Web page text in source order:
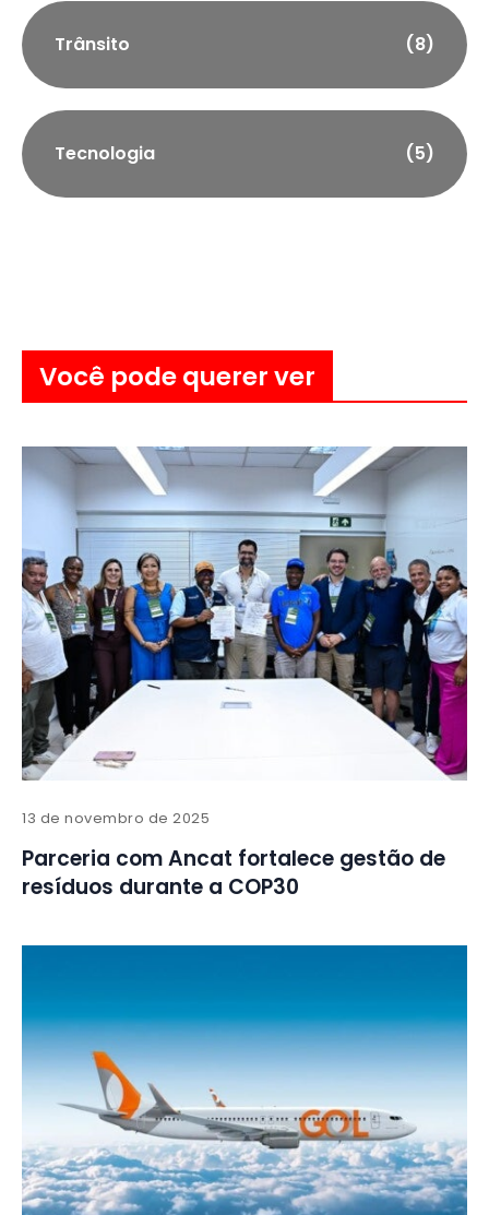
Trânsito (8)
Tecnologia (5)
Você pode querer ver
13 de novembro de 2025
Parceria com Ancat fortalece gestão de
resíduos durante a COP30